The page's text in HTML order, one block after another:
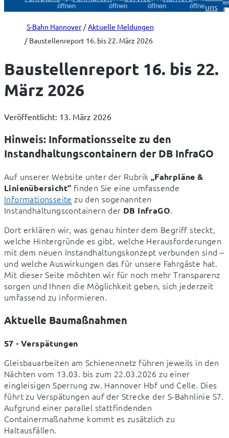
öffnen
öffnen
öffnen
öffnenuns
S-Bahn Hannover
Aktuelle Meldungen
Baustellenreport 16. bis 22. März 2026
Baustellenreport 16. bis 22.
März 2026
Veröffentlicht: 13. März 2026
Hinweis: Informationsseite zu den
Instandhaltungscontainern der DB InfraGO
Auf unserer Website unter der Rubrik „Fahrpläne &
Linienübersicht“
Informationsseite zu den sogenannten
Instandhaltungscontainern der DB InfraGO.
Dort erklären wir, was genau hinter dem Begriff steckt,
welche Hintergründe es gibt, welche Herausforderungen
mit dem neuen Instandhaltungskonzept verbunden sind –
und welche Auswirkungen das für unsere Fahrgäste hat.
Mit dieser Seite möchten wir für noch mehr Transparenz
sorgen und Ihnen die Möglichkeit geben, sich jederzeit
umfassend zu informieren.
Aktuelle Baumaßnahmen
S7 - Verspätungen
Gleisbauarbeiten am Schienennetz führen jeweils in den
Nächten vom 13.03. bis zum 22.03.2026 zu einer
eingleisigen Sperrung zw. Hannover Hbf und Celle. Dies
führt zu Verspätungen auf der Strecke der S-Bahnlinie S7.
Aufgrund einer parallel stattfindenden
Containermaßnahme kommt es zusätzlich zu
Haltausfällen.